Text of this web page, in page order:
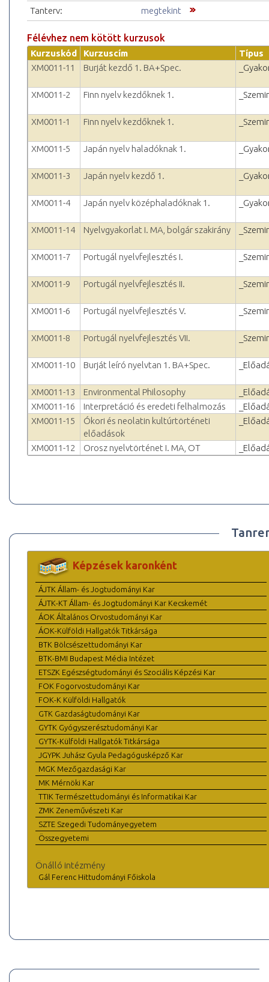
Tanterv:
megtekint
Félévhez nem kötött kurzusok
Kurzuskód Kurzuscím
Típus
XM0011-11
Burját kezdő 1. BA+Spec.
XM0011-2 Finn nyelv kezdőknek 1.
XM0011-1 Finn nyelv kezdőknek 1.
XM0011-5 Japán nyelv haladóknak 1.
XM0011-3 Japán nyelv kezdő 1.
XM0011-4 Japán nyelv középhaladóknak 1.
XM0011-14 Nyelvgyakorlat I. MA, bolgár szakirány
XM0011-7 Portugál nyelvfejlesztés I.
XM0011-9 Portugál nyelvfejlesztés II.
XM0011-6 Portugál nyelvfejlesztés V.
XM0011-8 Portugál nyelvfejlesztés VII.
XM0011-10 Burját leíró nyelvtan 1. BA+Spec.
XM0011-13 Environmental Philosophy
XM0011-16
Interpretáció és eredeti felhalmozás
XM0011-15
Ókori és neolatin kultúrtörténeti
előadások
XM0011-12 Orosz nyelvtörténet I. MA, OT
Képzések karonként
ÁJTK Állam- és Jogtudományi Kar
ÁJTK-KT Állam- és Jogtudományi Kar Kecskemét
ÁOK Általános Orvostudományi Kar
ÁOK-Külföldi Hallgatók Titkársága
BTK Bölcsészettudományi Kar
BTK-BMI Budapest Média Intézet
ETSZK Egészségtudományi és Szociális Képzési Kar
FOK Fogorvostudományi Kar
FOK-K Külföldi Hallgatók
GTK Gazdaságtudományi Kar
GYTK Gyógyszerésztudományi Kar
GYTK-Külföldi Hallgatók Titkársága
JGYPK Juhász Gyula Pedagógusképző Kar
MGK Mezőgazdasági Kar
MK Mérnöki Kar
TTIK Természettudományi és Informatikai Kar
ZMK Zeneművészeti Kar
SZTE Szegedi Tudományegyetem
Összegyetemi
Önálló intézmény
Gál Ferenc Hittudományi Főiskola